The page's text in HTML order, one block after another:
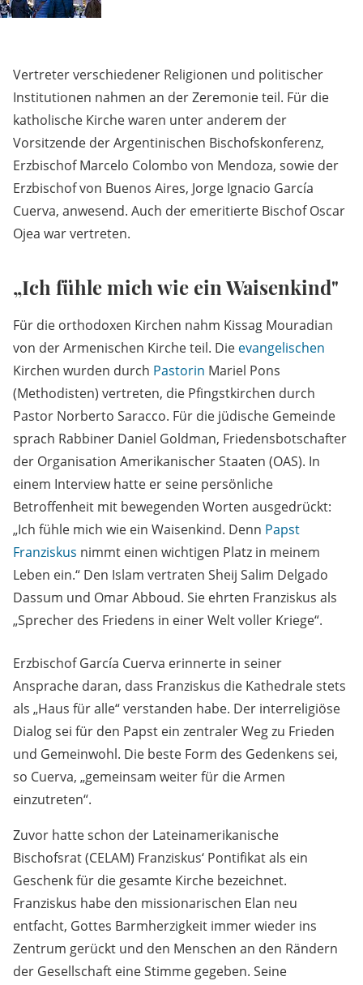
Vertreter verschiedener Religionen und politischer
Institutionen nahmen an der Zeremonie teil. Für die
katholische Kirche waren unter anderem der
Vorsitzende der Argentinischen Bischofskonferenz,
Erzbischof Marcelo Colombo von Mendoza, sowie der
Erzbischof von Buenos Aires, Jorge Ignacio García
Cuerva, anwesend. Auch der emeritierte Bischof Oscar
Ojea war vertreten.
„Ich fühle mich wie ein Waisenkind"
Für die orthodoxen Kirchen nahm Kissag Mouradian
von der Armenischen Kirche teil. Die evangelischen
Kirchen wurden durch Pastorin Mariel Pons
(Methodisten) vertreten, die Pfingstkirchen durch
Pastor Norberto Saracco. Für die jüdische Gemeinde
sprach Rabbiner Daniel Goldman, Friedensbotschafter
der Organisation Amerikanischer Staaten (OAS). In
einem Interview hatte er seine persönliche
Betroffenheit mit bewegenden Worten ausgedrückt:
„Ich fühle mich wie ein Waisenkind. Denn Papst
Franziskus nimmt einen wichtigen Platz in meinem
Leben ein.“ Den Islam vertraten Sheij Salim Delgado
Dassum und Omar Abboud. Sie ehrten Franziskus als
„Sprecher des Friedens in einer Welt voller Kriege“.
Erzbischof García Cuerva erinnerte in seiner
Ansprache daran, dass Franziskus die Kathedrale stets
als „Haus für alle“ verstanden habe. Der interreligiöse
Dialog sei für den Papst ein zentraler Weg zu Frieden
und Gemeinwohl. Die beste Form des Gedenkens sei,
so Cuerva, „gemeinsam weiter für die Armen
einzutreten“.
Zuvor hatte schon der Lateinamerikanische
Bischofsrat (CELAM) Franziskus‘ Pontifikat als ein
Geschenk für die gesamte Kirche bezeichnet.
Franziskus habe den missionarischen Elan neu
entfacht, Gottes Barmherzigkeit immer wieder ins
Zentrum gerückt und den Menschen an den Rändern
der Gesellschaft eine Stimme gegeben. Seine